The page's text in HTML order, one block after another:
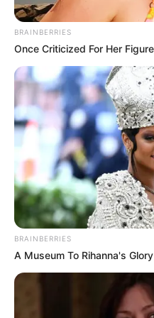
X: @ABarriosBernal
Concejal Andrés Barrios
contra Miguel Uribe en
Por:
July Morales
Junio 9, 2025
BRAINBERRIES
Once Criticized For Her
BRAINBERRIES
A Museum To Rihanna's